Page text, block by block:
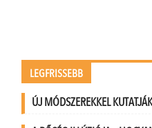
LEGFRISSEBB
ÚJ MÓDSZEREKKEL